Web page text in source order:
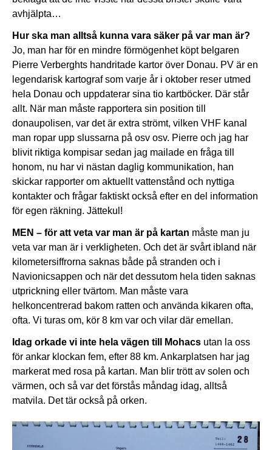
avhjälpta…
Hur ska man alltså kunna vara säker på var man är?
Jo, man har för en mindre förmögenhet köpt belgaren
Pierre Verberghts handritade kartor över Donau. PV är en
legendarisk kartograf som varje år i oktober reser utmed
hela Donau och uppdaterar sina tio kartböcker. Där står
allt. När man måste rapportera sin position till
donaupolisen, var det är extra strömt, vilken VHF kanal
man ropar upp slussarna på osv osv. Pierre och jag har
blivit riktiga kompisar sedan jag mailade en fråga till
honom, nu har vi nästan daglig kommunikation, han
skickar rapporter om aktuellt vattenstånd och nyttiga
kontakter och frågar faktiskt också efter en del information
för egen räkning. Jättekul!
MEN – för att veta var man är på kartan måste man ju
veta var man är i verkligheten. Och det är svårt ibland när
kilometersiffrorna saknas både på stranden och i
Navionicsappen och när det dessutom hela tiden saknas
utprickning eller tvärtom. Man måste vara
helkoncentrerad bakom ratten och använda kikaren ofta,
ofta. Vi turas om, kör 8 km var och vilar där emellan.
Idag orkade vi inte hela vägen till Mohacs utan la oss
för ankar klockan fem, efter 88 km. Ankarplatsen har jag
markerat med rosa på kartan. Man blir trött av solen och
värmen, och så var det förstås måndag idag, alltså
matvila. Det tär också på orken.